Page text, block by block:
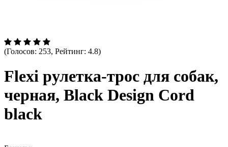
(Голосов: 253, Рейтинг: 4.8)
Flexi рулетка-трос для собак,
черная, Black Design Cord
black